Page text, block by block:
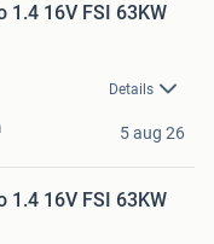
1.4 16V FSI 63KW
Details
5 aug 26
1.4 16V FSI 63KW